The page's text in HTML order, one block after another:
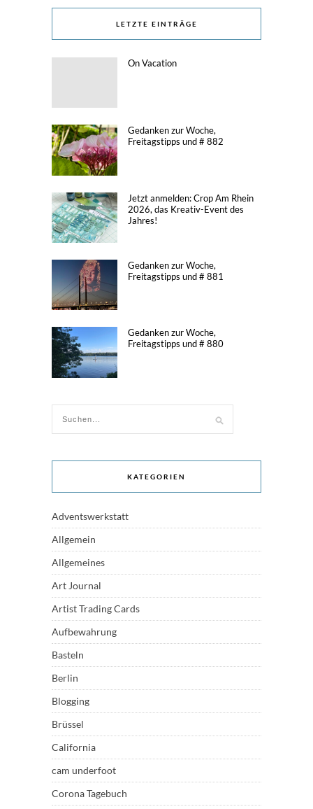
LETZTE EINTRÄGE
On Vacation
Gedanken zur Woche,
Freitagstipps und # 882
Jetzt anmelden: Crop Am Rhein
2026, das Kreativ-Event des
Jahres!
Gedanken zur Woche,
Freitagstipps und # 881
Gedanken zur Woche,
Freitagstipps und # 880
KATEGORIEN
Adventswerkstatt
Allgemein
Allgemeines
Art Journal
Artist Trading Cards
Aufbewahrung
Basteln
Berlin
Blogging
Brüssel
California
cam underfoot
Corona Tagebuch